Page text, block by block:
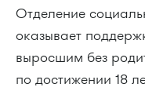
Отделение
оказывает
выросшим без
по достижении 18